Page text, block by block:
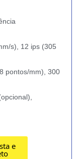
s), 12 ips (305
pontos/mm), 300
e